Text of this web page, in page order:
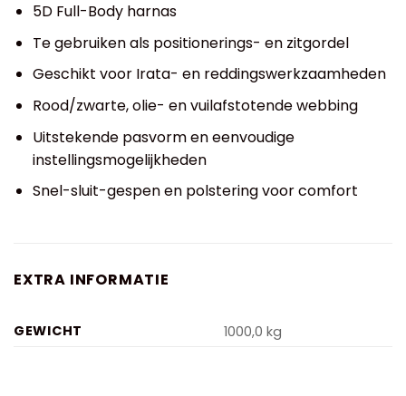
5D Full-Body harnas
Te gebruiken als positionerings- en zitgordel
Geschikt voor Irata- en reddingswerkzaamheden
Rood/zwarte, olie- en vuilafstotende webbing
Uitstekende pasvorm en eenvoudige
instellingsmogelijkheden
Snel-sluit-gespen en polstering voor comfort
EXTRA INFORMATIE
GEWICHT 1000,0 kg